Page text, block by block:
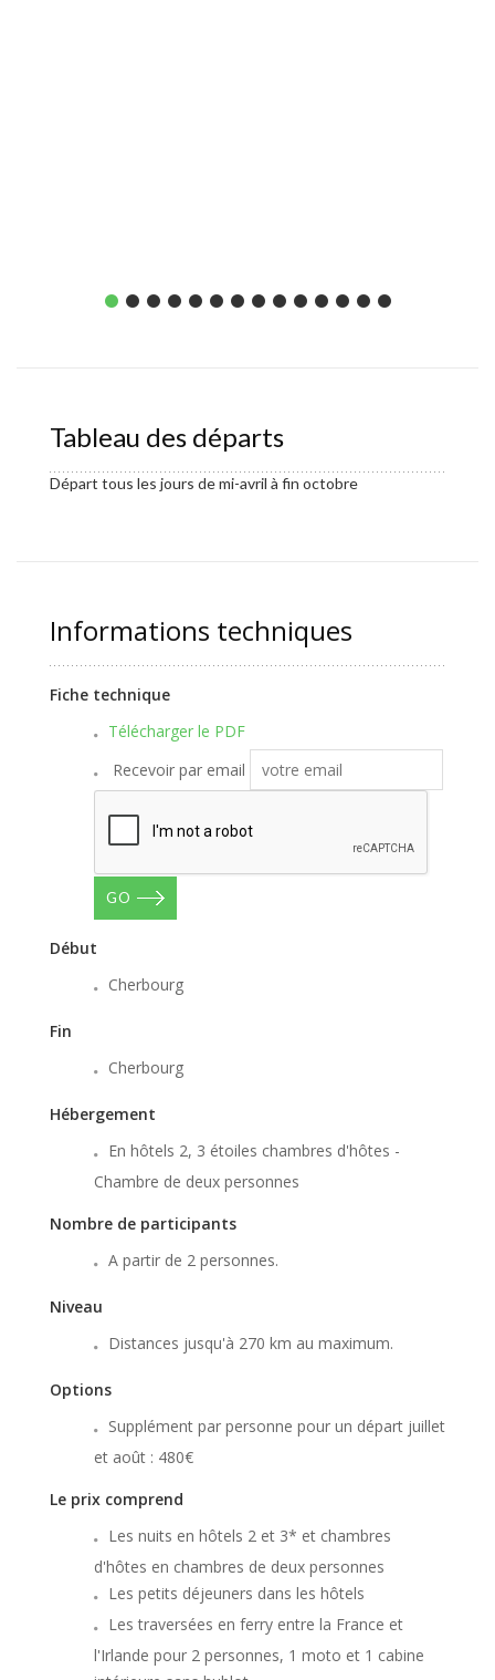
Tableau des départs
Départ tous les jours de mi-avril à fin octobre
Informations techniques
Fiche technique
Télécharger le PDF
Recevoir par email
GO
Début
Cherbourg
Fin
Cherbourg
Hébergement
En hôtels 2, 3 étoiles chambres d'hôtes -
Chambre de deux personnes
Nombre de participants
A partir de 2 personnes.
Niveau
Distances jusqu'à 270 km au maximum.
Options
Supplément par personne pour un départ juillet
et août : 480€
Le prix comprend
Les nuits en hôtels 2 et 3* et chambres
d'hôtes en chambres de deux personnes
Les petits déjeuners dans les hôtels
Les traversées en ferry entre la France et
l'Irlande pour 2 personnes, 1 moto et 1 cabine